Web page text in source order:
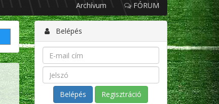
Archívum FÓRUM
Belépés
Regisztráció